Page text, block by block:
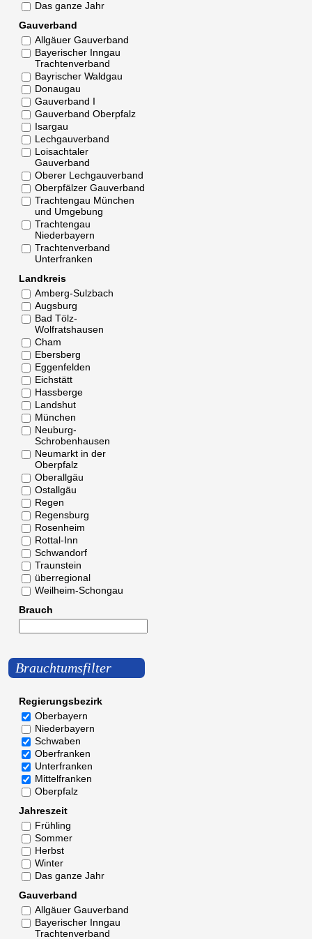
Das ganze Jahr
Gauverband
Allgäuer Gauverband
Bayerischer Inngau
Trachtenverband
Bayrischer Waldgau
Donaugau
Gauverband I
Gauverband Oberpfalz
Isargau
Lechgauverband
Loisachtaler
Gauverband
Oberer Lechgauverband
Oberpfälzer Gauverband
Trachtengau München
und Umgebung
Trachtengau
Niederbayern
Trachtenverband
Unterfranken
Landkreis
Amberg-Sulzbach
Augsburg
Bad Tölz-
Wolfratshausen
Cham
Ebersberg
Eggenfelden
Eichstätt
Hassberge
Landshut
München
Neuburg-
Schrobenhausen
Neumarkt in der
Oberpfalz
Oberallgäu
Ostallgäu
Regen
Regensburg
Rosenheim
Rottal-Inn
Schwandorf
Traunstein
überregional
Weilheim-Schongau
Brauch
Brauchtumsfilter
Regierungsbezirk
Oberbayern
Niederbayern
Schwaben
Oberfranken
Unterfranken
Mittelfranken
Oberpfalz
Jahreszeit
Frühling
Sommer
Herbst
Winter
Das ganze Jahr
Gauverband
Allgäuer Gauverband
Bayerischer Inngau
Trachtenverband